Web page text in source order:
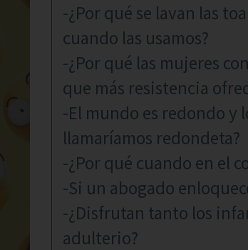
-¿Por qué se lavan las
cuando las usamos?
-¿Por qué las mujeres
que más resistencia
-El mundo es redondo y
llamaríamos redondeta?
-¿Por qué cuando en el
-Si un abogado
-¿Disfrutan tanto los
adulterio?